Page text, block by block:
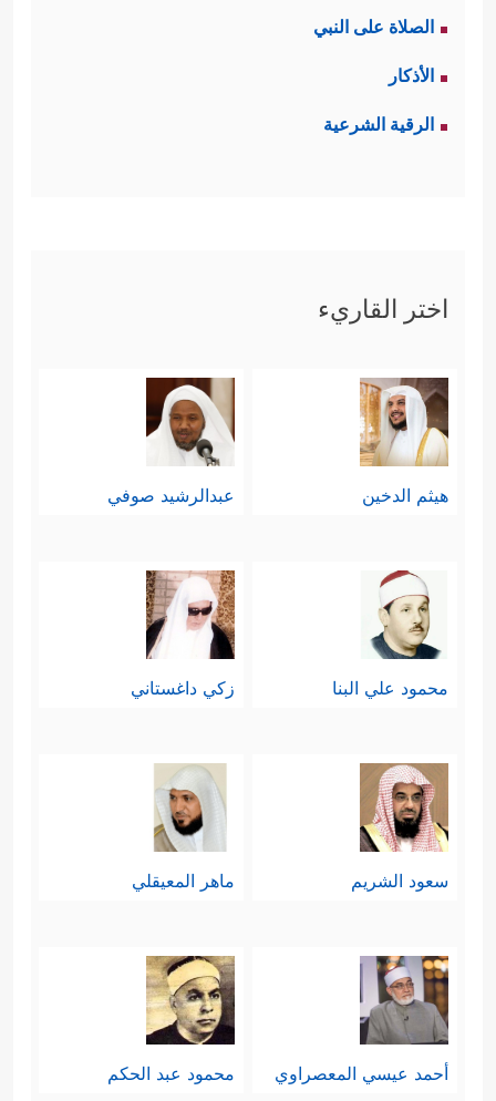
الصلاة على النبي
الأذكار
الرقية الشرعية
اختر القاريء
هيثم الدخين عبدالرشيد صوفي
محمود علي البنا زكي داغستاني
سعود الشريم ماهر المعيقلي
أحمد عيسي المعصراوي محمود عبد الحكم